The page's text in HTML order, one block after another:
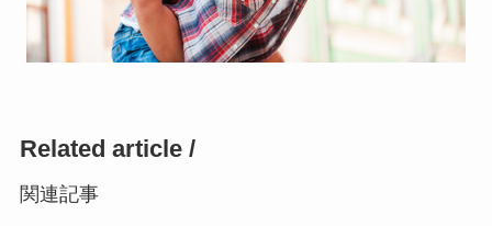
Related article /
関連記事